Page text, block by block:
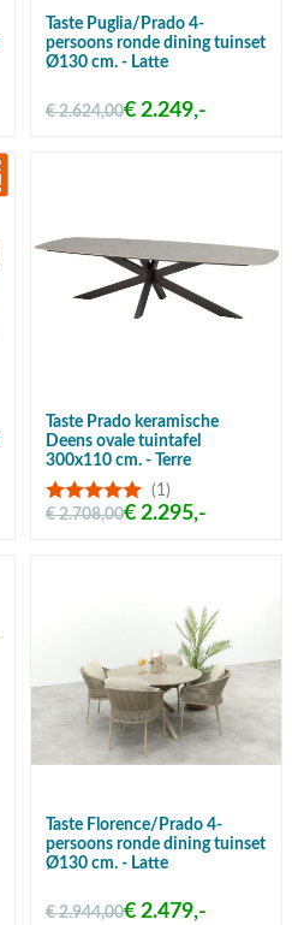
Taste Puglia/Prado 4-
persoons ronde dining tuinset
Ø130 cm. - Latte
€ 2.624,00€ 2.249,-
Taste Prado keramische
Deens ovale tuintafel
300x110 cm. - Terre
(1)
€ 2.708,00€ 2.295,-
Taste Florence/Prado 4-
persoons ronde dining tuinset
Ø130 cm. - Latte
€ 2.944,00€ 2.479,-